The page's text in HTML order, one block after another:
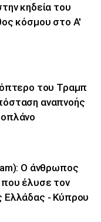
κηδεία του
κόσμου στο Α'
του Τραμπ
αναπνοής
Ο άνθρωπος
που έλυσε τον
Ελλάδας - Κύπρου